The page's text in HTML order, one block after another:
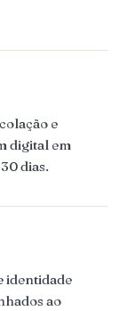
e
digital em
dias.
identidade
ao